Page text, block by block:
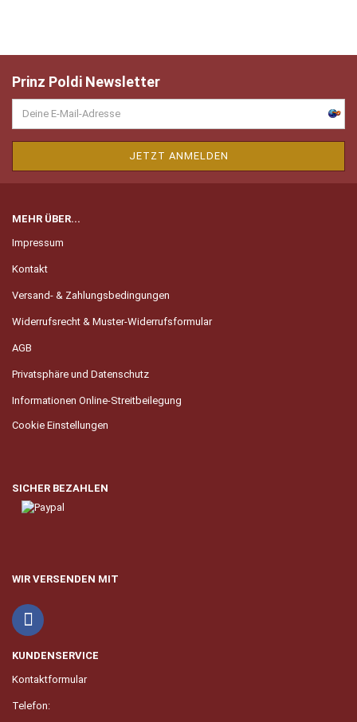
Prinz Poldi Newsletter
MEHR ÜBER...
Impressum
Kontakt
Versand- & Zahlungsbedingungen
Widerrufsrecht & Muster-Widerrufsformular
AGB
Privatsphäre und Datenschutz
Informationen Online-Streitbeilegung
Cookie Einstellungen
SICHER BEZAHLEN
WIR VERSENDEN MIT
KUNDENSERVICE
Kontaktformular
Telefon: